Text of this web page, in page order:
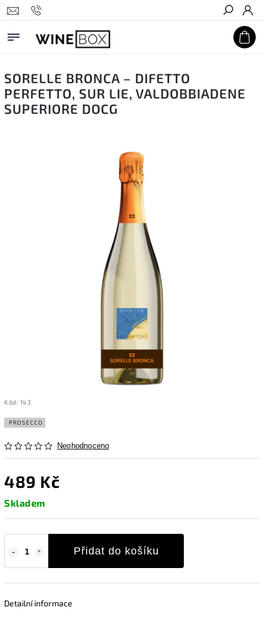
Hledat
SORELLE BRONCA – DIFETTO
PERFETTO, SUR LIE, VALDOBBIADENE
SUPERIORE DOCG
Kód: 143
PROSECCO
Neohodnoceno
489 Kč
Skladem
Přidat do košíku
Detailní informace